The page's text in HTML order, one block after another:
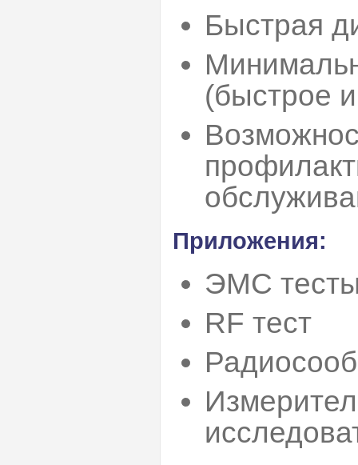
Быстрая
(быстрое
Приложения:
ЭМС
RF тест